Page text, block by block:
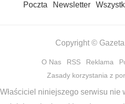
Poczta Newsletter
Copyright ©
O Nas RSS Reklama
Zasady korzystania z
Właściciel niniejszego serwisu nie